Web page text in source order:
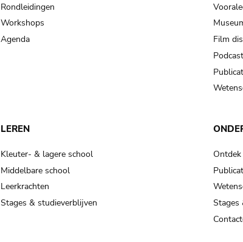
Rondleidingen
Workshops
Agenda
Film
LEREN
Kleuter- & lagere school
Middelbare school
Leerkrachten
Stages & studieverblijven
Stages